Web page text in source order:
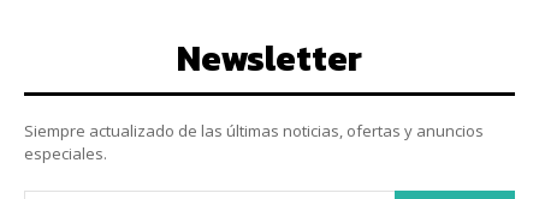
Newsletter
Siempre actualizado de las últimas noticias, ofertas y anuncios
especiales.